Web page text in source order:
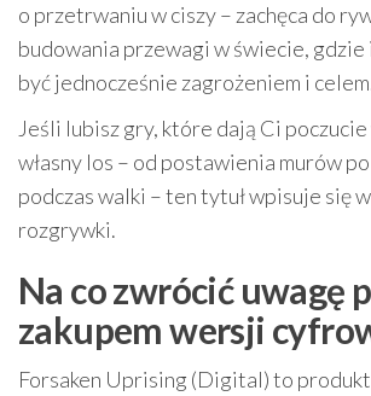
o przetrwaniu w ciszy – zachęca do
budowania przewagi w świecie, gdzie
być jednocześnie zagrożeniem i
Jeśli lubisz gry, które dają Ci poczucie
własny los – od postawienia murów
podczas walki – ten tytuł wpisuje się
rozgrywki.
Na co zwrócić uwagę
zakupem wersji
Forsaken Uprising (Digital) to